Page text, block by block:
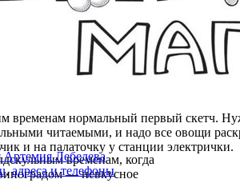
временам нормальный первый скетч.
читаемыми, и надо все овощи
и на палаточку у станции электрички.
временам, когда
— невкусное
Артемия Лебедева
, адреса и телефоны